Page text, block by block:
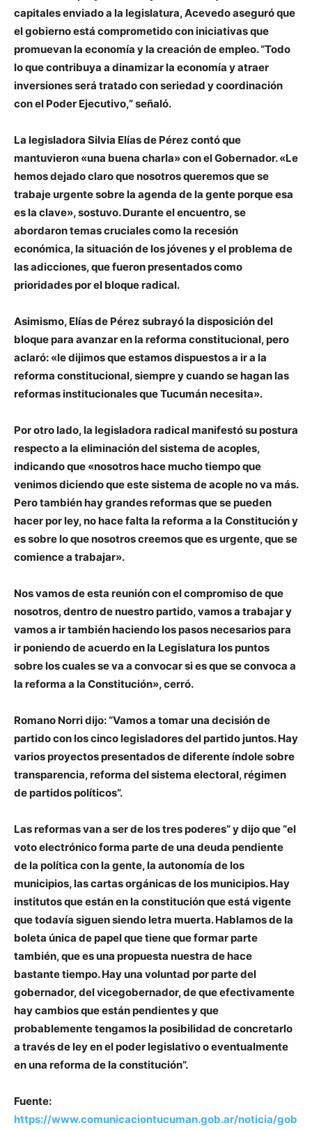
capitales enviado a la legislatura, Acevedo aseguró que
el gobierno está comprometido con iniciativas que
promuevan la economía y la creación de empleo. “Todo
lo que contribuya a dinamizar la economía y atraer
inversiones será tratado con seriedad y coordinación
con el Poder Ejecutivo,” señaló.
La legisladora Silvia Elías de Pérez contó que
mantuvieron «una buena charla» con el Gobernador. «Le
hemos dejado claro que nosotros queremos que se
trabaje urgente sobre la agenda de la gente porque esa
es la clave», sostuvo. Durante el encuentro, se
abordaron temas cruciales como la recesión
económica, la situación de los jóvenes y el problema de
las adicciones, que fueron presentados como
prioridades por el bloque radical.
Asimismo, Elías de Pérez subrayó la disposición del
bloque para avanzar en la reforma constitucional, pero
aclaró: «le dijimos que estamos dispuestos a ir a la
reforma constitucional, siempre y cuando se hagan las
reformas institucionales que Tucumán necesita».
Por otro lado, la legisladora radical manifestó su postura
respecto a la eliminación del sistema de acoples,
indicando que «nosotros hace mucho tiempo que
venimos diciendo que este sistema de acople no va más.
Pero también hay grandes reformas que se pueden
hacer por ley, no hace falta la reforma a la Constitución y
es sobre lo que nosotros creemos que es urgente, que se
comience a trabajar».
Nos vamos de esta reunión con el compromiso de que
nosotros, dentro de nuestro partido, vamos a trabajar y
vamos a ir también haciendo los pasos necesarios para
ir poniendo de acuerdo en la Legislatura los puntos
sobre los cuales se va a convocar si es que se convoca a
la reforma a la Constitución», cerró.
Romano Norri dijo: “Vamos a tomar una decisión de
partido con los cinco legisladores del partido juntos. Hay
varios proyectos presentados de diferente índole sobre
transparencia, reforma del sistema electoral, régimen
de partidos políticos”.
Las reformas van a ser de los tres poderes” y dijo que “el
voto electrónico forma parte de una deuda pendiente
de la política con la gente, la autonomía de los
municipios, las cartas orgánicas de los municipios. Hay
institutos que están en la constitución que está vigente
que todavía siguen siendo letra muerta. Hablamos de la
boleta única de papel que tiene que formar parte
también, que es una propuesta nuestra de hace
bastante tiempo. Hay una voluntad por parte del
gobernador, del vicegobernador, de que efectivamente
hay cambios que están pendientes y que
probablemente tengamos la posibilidad de concretarlo
a través de ley en el poder legislativo o eventualmente
en una reforma de la constitución”.
Fuente:
https://www.comunicaciontucuman.gob.ar/noticia/gob